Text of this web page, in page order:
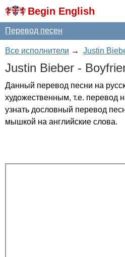
Begin English
Перевод песен
Все исполнители → Justin
Justin Bieber -
Данный перевод песни на
художественным, т.е. перевод
узнать дословный перевод
мышкой на английские слова.